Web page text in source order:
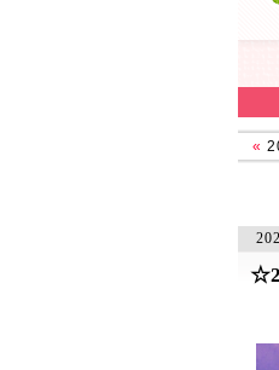
«
1828
1828